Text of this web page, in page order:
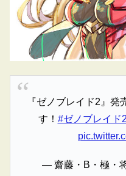
『ゼノブレイド2』発
す！ #ゼノブレイド2
— 齋藤・B・極・